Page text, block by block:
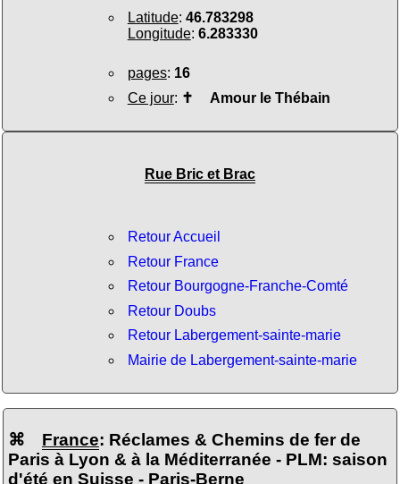
Latitude: 46.783298
Longitude: 6.283330
pages: 16
Ce jour: ✝ Amour le Thébain
Rue Bric et Brac
Retour Accueil
Retour France
Retour Bourgogne-Franche-Comté
Retour Doubs
Retour Labergement-sainte-marie
Mairie de Labergement-sainte-marie
⌘ France: Réclames & Chemins de fer de
Paris à Lyon & à la Méditerranée - PLM: saison
d'été en Suisse - Paris-Berne